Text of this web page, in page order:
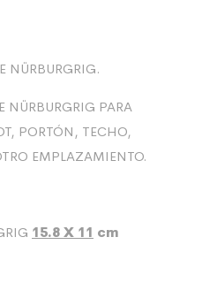
NÜRBURGRIG.
NÜRBURGRIG PARA
PORTÓN, TECHO,
EMPLAZAMIENTO.
15.8 X 11 cm